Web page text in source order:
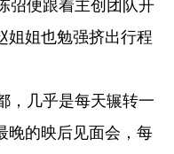
弨便跟着主创团队开
姐姐也勉强挤出行程
，几乎是每天辗转一
晚的映后见面会，每